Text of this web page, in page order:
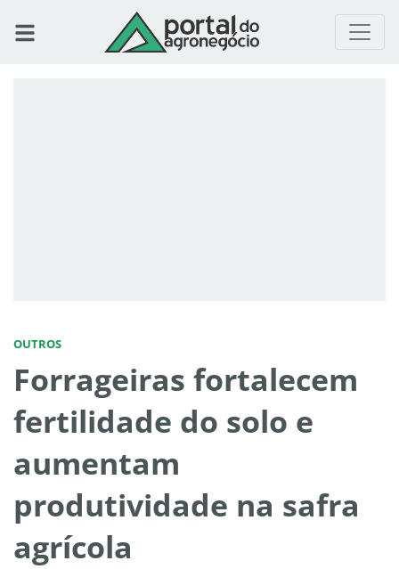
OUTROS
Forrageiras fortalecem
fertilidade do solo e
aumentam
produtividade na safra
agrícola